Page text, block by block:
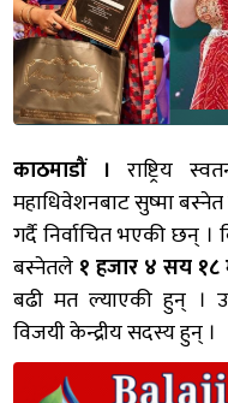
काठमाडौं । राष्ट्रिय
महाधिवेशनबाट सुष्मा बस्नेत
गर्दै निर्वाचित भएकी छन्
बस्नेतले १ हजार ४ सय
बढी मत ल्याएकी हुन् ।
विजयी केन्द्रीय सदस्य हुन् ।